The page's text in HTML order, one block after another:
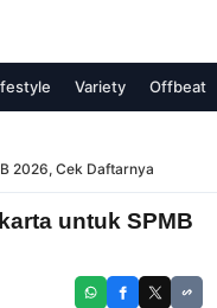
Variety Offbeat
2026, Cek Daftarnya
untuk SPMB